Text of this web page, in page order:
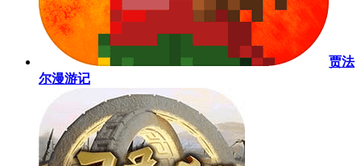
贾法
尔漫游记